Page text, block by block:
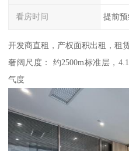
看房时间 提前预
开发商直租，产权面积出租，租
奢阔尺度： 约2500m标准层，
气度